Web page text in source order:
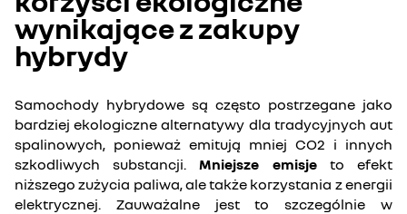
wynikające z zakupy
hybrydy
Samochody hybrydowe są często postrzegane jako
bardziej ekologiczne alternatywy dla tradycyjnych aut
spalinowych, ponieważ emitują mniej CO2 i innych
szkodliwych substancji.Mniejsze emisjeto efekt
niższego zużycia paliwa, ale także korzystania z energii
elektrycznej. Zauważalne jest to szczególnie w